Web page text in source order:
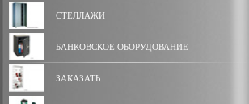
СТЕЛЛАЖИ
БАНКОВСКОЕ ОБОРУДОВАНИЕ
ЗАКАЗАТЬ